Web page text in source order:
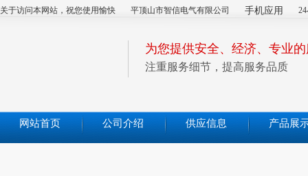
关于访问本网站，祝您使用愉快 平顶山市智信电气有限公司 手机应用
为您提供安全、经济、专业
注重服务细节，提高服务品质
网站首页 公司介绍 供应信息 产品展